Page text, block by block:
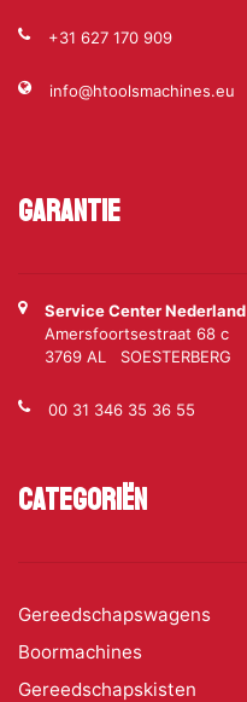
+31 627 170 909
info@htoolsmachines.eu
Garantie
Service Center Nederland
Amersfoortsestraat 68 c
3769 AL SOESTERBERG
00 31 346 35 36 55
Categoriën
Gereedschapswagens
Boormachines
Gereedschapskisten